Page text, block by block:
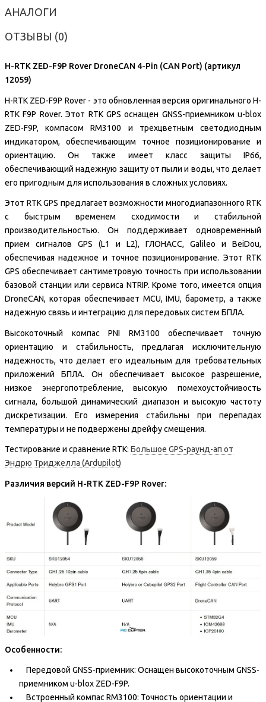
АНАЛОГИ
ОТЗЫВЫ (0)
H-RTK ZED-F9P Rover DroneCAN 4-Pin (CAN Port) (артикул
12059)
H-RTK ZED-F9P Rover - это обновленная версия оригинального H-
RTK F9P Rover. Этот RTK GPS оснащен GNSS-приемником u-blox
ZED-F9P, компасом RM3100 и трехцветным светодиодным
индикатором, обеспечивающим точное позиционирование и
ориентацию. Он также имеет класс защиты IP66,
обеспечивающий надежную защиту от пыли и воды, что делает
его пригодным для использования в сложных условиях.
Этот RTK GPS предлагает возможности многодиапазонного RTK
с быстрым временем сходимости и стабильной
производительностью. Он поддерживает одновременный
прием сигналов GPS (L1 и L2), ГЛОНАСС, Galileo и BeiDou,
обеспечивая надежное и точное позиционирование. Этот RTK
GPS обеспечивает сантиметровую точность при использовании
базовой станции или сервиса NTRIP. Кроме того, имеется опция
DroneCAN, которая обеспечивает MCU, IMU, барометр, а также
надежную связь и интеграцию для передовых систем БПЛА.
Высокоточный компас PNI RM3100 обеспечивает точную
ориентацию и стабильность, предлагая исключительную
надежность, что делает его идеальным для требовательных
приложений БПЛА. Он обеспечивает высокое разрешение,
низкое энергопотребление, высокую помехоустойчивость
сигнала, большой динамический диапазон и высокую частоту
дискретизации. Его измерения стабильны при перепадах
температуры и не подвержены дрейфу смещения.
Тестирование и сравнение RTK: Большое GPS-раунд-ап от
Эндрю Триджелла (Ardupilot)
Различия версий H-RTK ZED-F9P Rover:
Особенности:
Передовой GNSS-приемник: Оснащен высокоточным GNSS-
приемником u-blox ZED-F9P.
Встроенный компас RM3100: Точность ориентации и